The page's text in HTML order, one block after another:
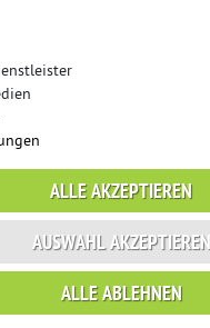
FRIEDRICH MOTORSPORT,
fächerkrümmer
ulter
vorschalldämpfer
Schaltfläche mit den
ALLE AKZEPTIEREN
ALLE ABLEHNEN
AUSWAHL AKZEPTIEREN